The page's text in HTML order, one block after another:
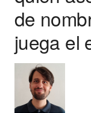
de
juega el